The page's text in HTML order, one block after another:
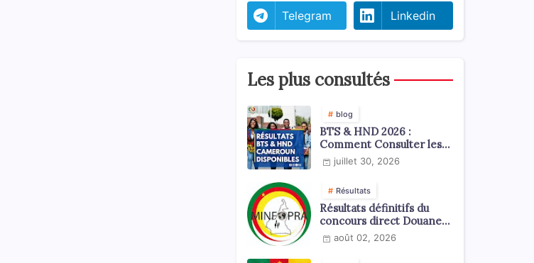
Telegram Linkedin
Les plus consultés
blog
BTS & HND 2026 :
Comment Consulter les
Résultats ?
juillet 30, 2026
Résultats
Résultats définitifs du
concours direct Douanes
2026août 02, 2026